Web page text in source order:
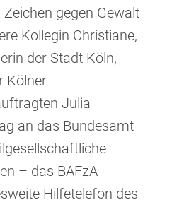
Pride
gegen Gewalt
Kollegin Christiane,
der Stadt Köln,
Kölner
Julia
an das Bundesamt
– das BAFzA
Hilfetelefon des